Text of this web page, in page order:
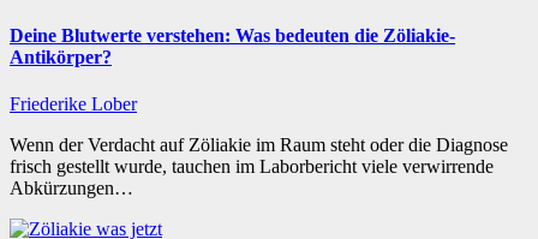
Deine Blutwerte verstehen: Was bedeuten die Zöliakie-
Antikörper?
Friederike Lober
Wenn der Verdacht auf Zöliakie im Raum steht oder die Diagnose
frisch gestellt wurde, tauchen im Laborbericht viele verwirrende
Abkürzungen…